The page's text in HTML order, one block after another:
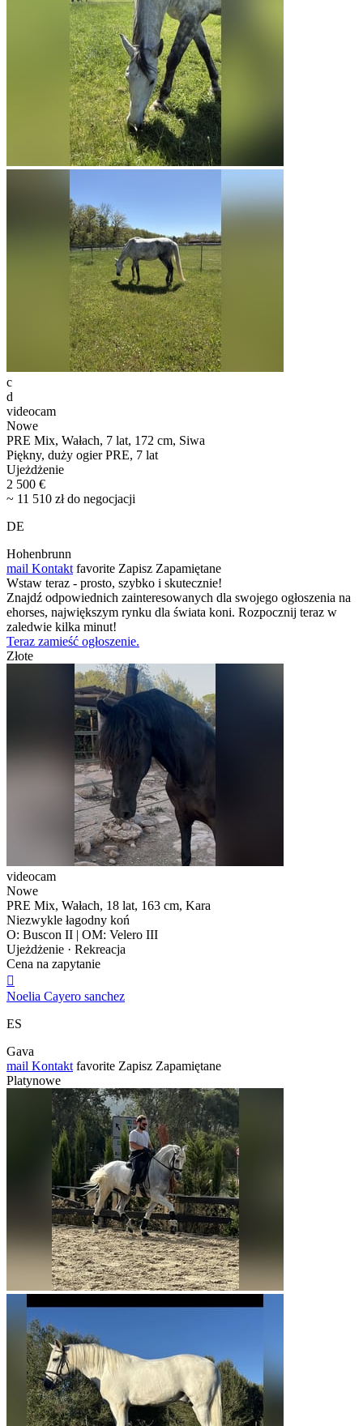
c
d
videocam
Nowe
PRE Mix, Wałach, 7 lat, 172 cm, Siwa
Piękny, duży ogier PRE, 7 lat
Ujeżdżenie
2 500 €
~ 11 510 zł do negocjacji
DE
Hohenbrunn
mail Kontakt favorite Zapisz Zapamiętane
Wstaw teraz - prosto, szybko i skutecznie!
Znajdź odpowiednich zainteresowanych dla swojego ogłoszenia na
ehorses, największym rynku dla świata koni. Rozpocznij teraz w
zaledwie kilka minut!
Teraz zamieść ogłoszenie.
Złote
videocam
Nowe
PRE Mix, Wałach, 18 lat, 163 cm, Kara
Niezwykle łagodny koń
O: Buscon II | OM: Velero III
Ujeżdżenie · Rekreacja
Cena na zapytanie

Noelia Cayero sanchez
ES
Gava
mail Kontakt favorite Zapisz Zapamiętane
Platynowe